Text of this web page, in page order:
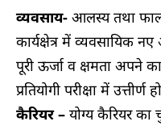
व्यवसाय- आलस्य तथा
कार्यक्षेत्र में व्यवसायिक
पूरी ऊर्जा व क्षमता अपने
प्रतियोगी परीक्षा में
कैरियर – योग्य कैरियर